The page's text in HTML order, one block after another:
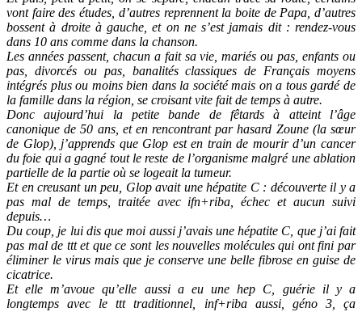
vont faire des études, d’autres reprennent la boite de Papa, d’autres
bossent à droite à gauche, et on ne s’est jamais dit : rendez-vous
dans 10 ans comme dans la chanson.
Les années passent, chacun a fait sa vie, mariés ou pas, enfants ou
pas, divorcés ou pas, banalités classiques de Français moyens
intégrés plus ou moins bien dans la société mais on a tous gardé de
la famille dans la région, se croisant vite fait de temps à autre.
Donc aujourd’hui la petite bande de fêtards à atteint l’âge
canonique de 50 ans, et en rencontrant par hasard Zoune (la sœur
de Glop), j’apprends que Glop est en train de mourir d’un cancer
du foie qui a gagné tout le reste de l’organisme malgré une ablation
partielle de la partie où se logeait la tumeur.
Et en creusant un peu, Glop avait une hépatite C : découverte il y a
pas mal de temps, traitée avec ifn+riba, échec et aucun suivi
depuis…
Du coup, je lui dis que moi aussi j’avais une hépatite C, que j’ai fait
pas mal de ttt et que ce sont les nouvelles molécules qui ont fini par
éliminer le virus mais que je conserve une belle fibrose en guise de
cicatrice.
Et elle m’avoue qu’elle aussi a eu une hep C, guérie il y a
longtemps avec le ttt traditionnel, inf+riba aussi, géno 3, ça